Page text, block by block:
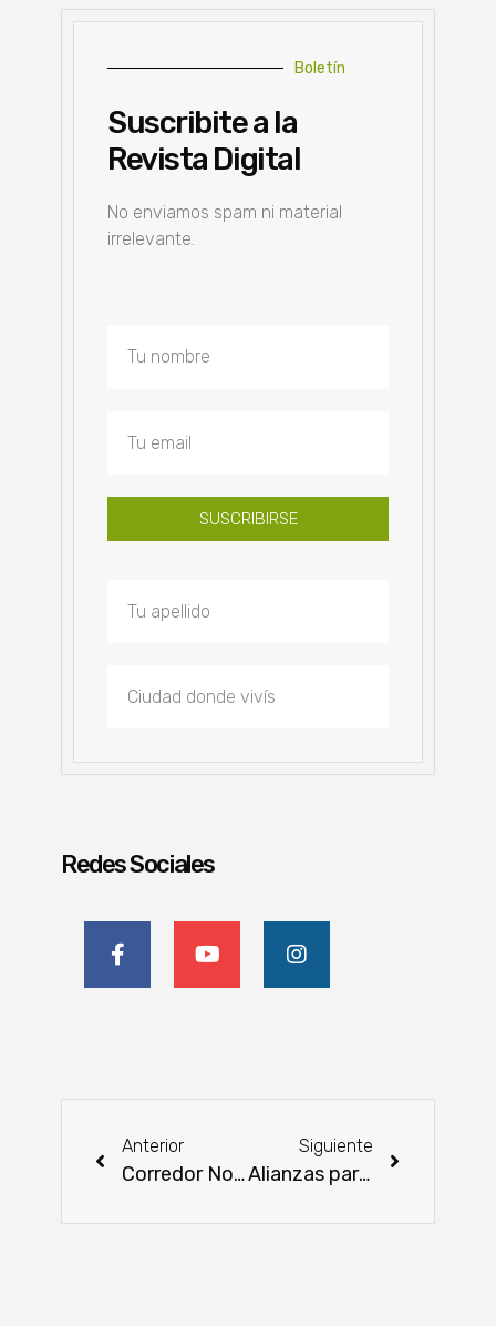
Boletín
Suscribite a la
Revista Digital
No enviamos spam ni material
irrelevante.
SUSCRIBIRSE
Redes Sociales
Anterior
Corredor Norte: el Lote 3 hasta Concepción transita su etapa final con trabajos de señalización
Siguiente
Alianzas para la producción de semillas certificadas de rubros de la agricultura familiar